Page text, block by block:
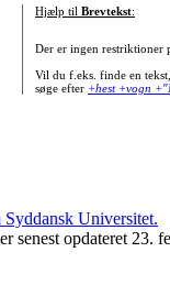
Hjælp til Brevtekst:
Der er ingen restriktioner
Vil du f.eks. finde en
søge efter +hest +vogn
senest opdateret 23.